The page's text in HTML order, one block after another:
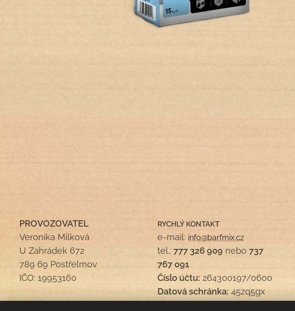
PROVOZOVATEL
Veronika Milková
U Zahrádek 672
789 69 Postřelmov
IČO: 19953160
RYCHLÝ KONTAKT
e-mail: info@barfmix.cz
tel.:777 326 909 nebo737
767 091
Číslo účtu: 264300197/0600
Datová schránka: 45zq5gx